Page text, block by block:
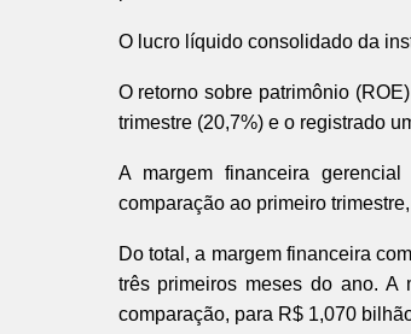
O lucro líquido consolidado da
O retorno sobre patrimônio
trimestre (20,7%) e o registrado
A margem financeira
comparação ao primeiro
Do total, a margem financeira
três primeiros meses do ano. A
comparação, para R$ 1,070